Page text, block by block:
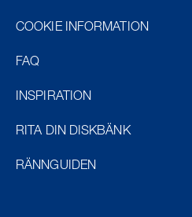
COOKIE INFORMATION
FAQ
INSPIRATION
RITA DIN DISKBÄNK
RÄNNGUIDEN